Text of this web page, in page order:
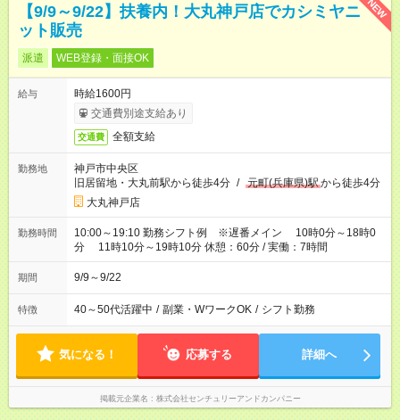
NEW
【9/9～9/22】扶養内！大丸神戸店でカシミヤニ
ット販売
派遣 WEB登録・面接OK
給与
時給1600円
交通費別途支給あり
交通費 全額支給
勤務地
神戸市中央区
旧居留地・大丸前駅から徒歩4分 / 元町(兵庫県)駅から徒歩4分
大丸神戸店
勤務時間
10:00～19:10 勤務シフト例 ※遅番メイン 10時0分～18時0
分 11時10分～19時10分 休憩：60分 / 実働：7時間
期間 9/9～9/22
特徴 40～50代活躍中 / 副業・WワークOK / シフト勤務
気になる！ 応募する 詳細へ
掲載元企業名 株式会社センチュリーアンドカンパニー